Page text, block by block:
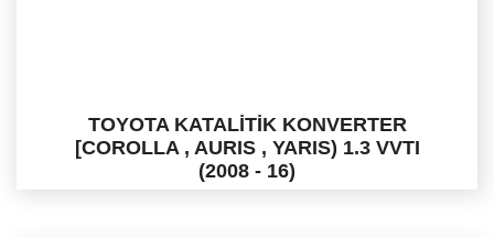
TOYOTA KATALİTİK KONVERTER
[COROLLA , AURIS , YARIS) 1.3 VVTI
(2008 - 16)